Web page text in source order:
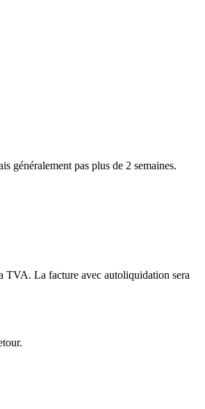
généralement pas plus de 2 semaines.
TVA. La facture avec autoliquidation sera